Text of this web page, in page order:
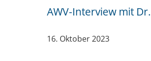
AWV-Interview mit
16. Oktober 2023